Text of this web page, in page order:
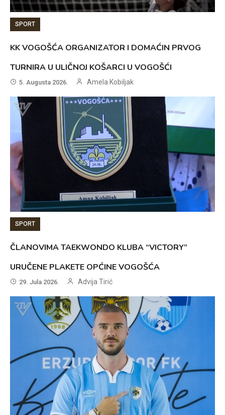
SPORT
KK VOGOŠĆA ORGANIZATOR I DOMAĆIN PRVOG
TURNIRA U ULIČNOJ KOŠARCI U VOGOŠĆI
5. Augusta 2026. Amela Kobiljak
SPORT
ČLANOVIMA TAEKWONDO KLUBA “VICTORY”
URUČENE PLAKETE OPĆINE VOGOŠĆA
29. Jula 2026. Advija Tirić